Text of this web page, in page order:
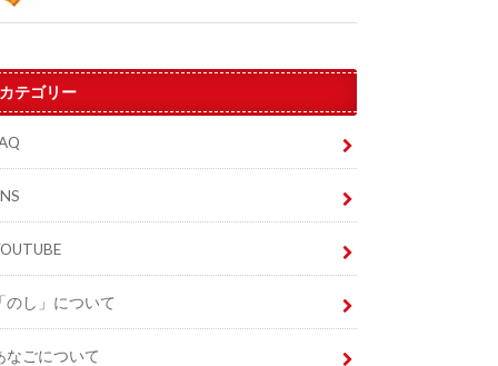
テゴリー
のし」について
なごについて